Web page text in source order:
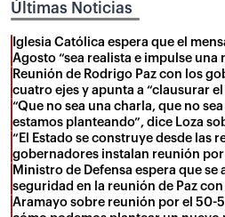
Últimas Noticias
Iglesia Católica espera que el
Agosto “sea realista e impulse una
Reunión de Rodrigo Paz con los
cuatro ejes y apunta a “clausurar
“Que no sea una charla, que no
estamos planteando”, dice Loza
“El Estado se construye desde las
gobernadores instalan reunión
Ministro de Defensa espera que se
seguridad en la reunión de Paz
Aramayo sobre reunión por el 50-